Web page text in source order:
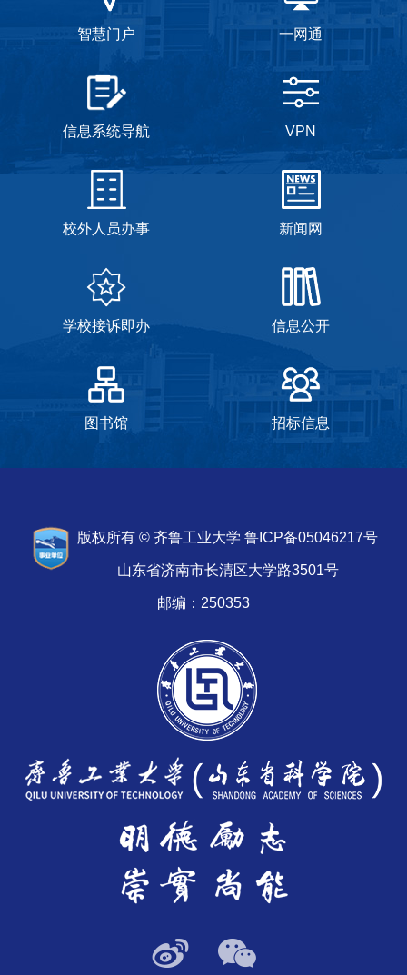
智慧门户 一网通
信息系统导航 VPN
校外人员办事 新闻网
学校接诉即办 信息公开
图书馆 招标信息
版权所有 © 齐鲁工业大学 鲁ICP备05046217号
山东省济南市长清区大学路3501号
邮编：250353